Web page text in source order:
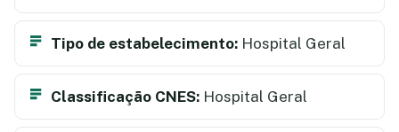
Tipo de estabelecimento: Hospital Geral
Classificação CNES: Hospital Geral